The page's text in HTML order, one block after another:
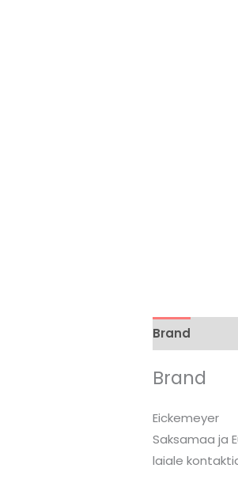
Brand
Brand
Eickemeyer
Saksamaa ja
laiale